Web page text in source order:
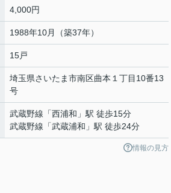
4,000円
1988年10月（築37年）
15戸
埼玉県さいたま市南区曲本 １丁目10番13
号
武蔵野線 「西浦和 」駅 徒歩15分
武蔵野線 「武蔵浦和 」駅 徒歩24分
情報の見方